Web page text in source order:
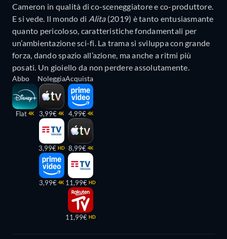
Cameron in qualità di co-sceneggiatore e co-produttore.
E si vede. Il mondo di Alita(2019) è tanto entusiasmante
quanto pericoloso, caratteristiche fondamentali per
un’ambientazione sci-fi. La trama si sviluppa con grande
forza, dando spazio all’azione, ma anche a ritmi più
posati. Un gioiello da non perdere assolutamente.
Abbo
Flat 4K
Noleggia
3,99€ 4K
3,99€ HD
3,99€ 4K
Acquista
4,99€ 4K
8,99€ 4K
11,99€ HD
11,99€ HD